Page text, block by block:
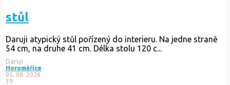
stůl
Daruji atypický stůl pořízený do interieru. Na jedne straně
54 cm, na druhe 41 cm. Délka stolu 120 c...
Daruji
Horoměřice
05. 08. 2026
39